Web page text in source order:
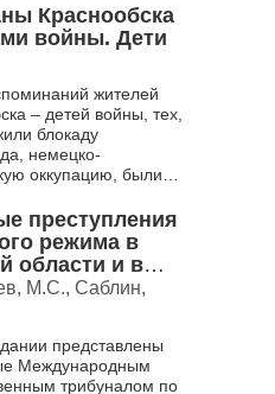
совместному проекту
Краснообска
войны. Дети
жителей
– детей войны, тех,
блокаду
немецко-
оккупацию, были
в связи с
преступления
режима в
области и в
Народной
Материалы
по
М.С., Саблин,
представлены
Международным
трибуналом по